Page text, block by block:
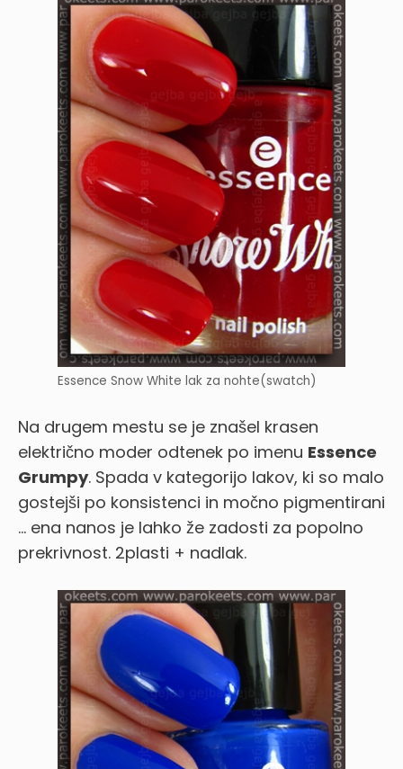
Essence Snow White lak za nohte(swatch)
Na drugem mestu se je znašel krasen
električno moder odtenek po imenu Essence
Grumpy. Spada v kategorijo lakov, ki so malo
gostejši po konsistenci in močno pigmentirani
… ena nanos je lahko že zadosti za popolno
prekrivnost. 2plasti + nadlak.